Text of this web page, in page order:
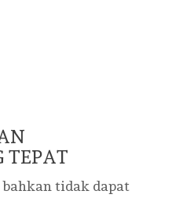
TEPAT
bahkan tidak dapat